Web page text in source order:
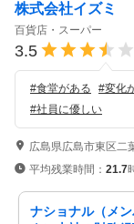
株式会社イズミ
百貨店・スーパー
3.5
#食堂がある #変化
#社員に優しい
広島県広島市東区二
平均残業時間： 21.7
ナショナル（メ